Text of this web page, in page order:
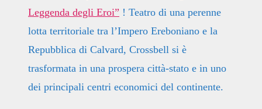
Leggenda degli Eroi” ! Teatro di una perenne
lotta territoriale tra l’Impero Ereboniano e la
Repubblica di Calvard, Crossbell si è
trasformata in una prospera città-stato e in uno
dei principali centri economici del continente.